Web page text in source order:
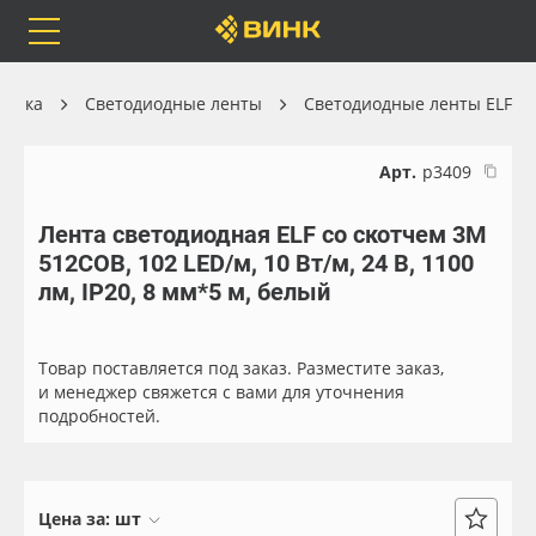
Каталог
Orafol
Бренды
Доставка
Весь каталог
Рулонные материалы
Самоклеящиеся плёнки
Листовые материалы
Светодиодные ленты Светодиодные ленты ELF
Арт. р3409
Лента светодиодная ELF со скотчем 3М
512COB, 102 LED/м, 10 Вт/м, 24 В, 1100
лм, IP20, 8 мм*5 м, белый
Товар поставляется под заказ. Разместите заказ,
и менеджер свяжется с вами для уточнения
подробностей.
Цена за: шт